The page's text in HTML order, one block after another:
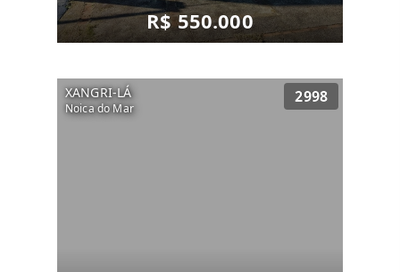
R$ 550.000
XANGRI-LÁ
Noica do Mar
2998